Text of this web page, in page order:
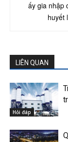
ấy gia nhập
huyết
LIÊN QUAN
Hỏi đáp